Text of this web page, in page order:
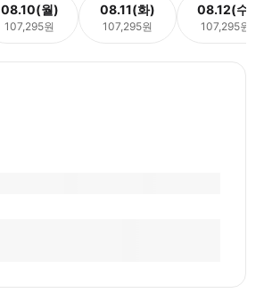
08.10(월)
107,295원
08.11(화)
107,295원
08.12(수)
107,295원